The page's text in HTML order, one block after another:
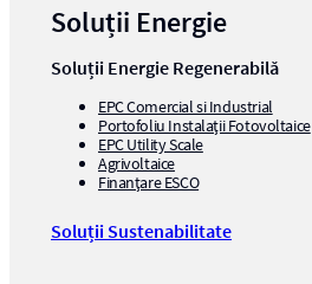
Soluții Energie
Soluții Energie Regenerabilă
EPC Comercial si Industrial
Portofoliu Instalații Fotovoltaice
EPC Utility Scale
Agrivoltaice
Finanțare ESCO
Soluții Sustenabilitate